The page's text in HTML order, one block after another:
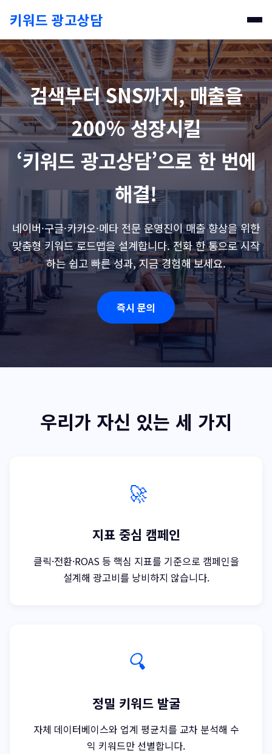
키워드 광고상담
검색부터 SNS까지, 매출을
200% 성장시킬
‘키워드 광고상담’으로 한 번에
해결!
네이버·구글·카카오·메타 전문 운영진이 매출 향상을 위한
맞춤형 키워드 로드맵을 설계합니다. 전화 한 통으로 시작
하는 쉽고 빠른 성과, 지금 경험해 보세요.
즉시 문의
우리가 자신 있는 세 가지
🚀
지표 중심 캠페인
클릭·전환·ROAS 등 핵심 지표를 기준으로 캠페인을
설계해 광고비를 낭비하지 않습니다.
🔍
정밀 키워드 발굴
자체 데이터베이스와 업계 평균치를 교차 분석해 수
익 키워드만 선별합니다.